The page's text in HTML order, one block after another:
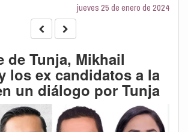
jueves 25 de enero de 2024
de Tunja, Mikhail
los ex candidatos a la
un diálogo por Tunja